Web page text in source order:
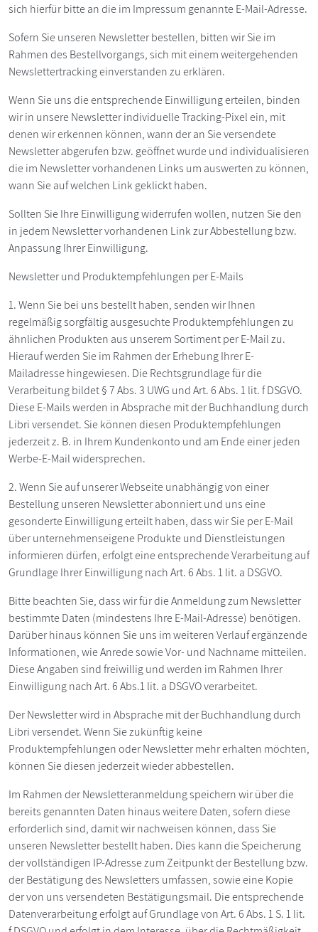
sich hierfür bitte an die im Impressum genannte E-Mail-Adresse.
Sofern Sie unseren Newsletter bestellen, bitten wir Sie im
Rahmen des Bestellvorgangs, sich mit einem weitergehenden
Newslettertracking einverstanden zu erklären.
Wenn Sie uns die entsprechende Einwilligung erteilen, binden
wir in unsere Newsletter individuelle Tracking-Pixel ein, mit
denen wir erkennen können, wann der an Sie versendete
Newsletter abgerufen bzw. geöffnet wurde und individualisieren
die im Newsletter vorhandenen Links um auswerten zu können,
wann Sie auf welchen Link geklickt haben.
Sollten Sie Ihre Einwilligung widerrufen wollen, nutzen Sie den
in jedem Newsletter vorhandenen Link zur Abbestellung bzw.
Anpassung Ihrer Einwilligung.
Newsletter und Produktempfehlungen per E-Mails
1. Wenn Sie bei uns bestellt haben, senden wir Ihnen
regelmäßig sorgfältig ausgesuchte Produktempfehlungen zu
ähnlichen Produkten aus unserem Sortiment per E-Mail zu.
Hierauf werden Sie im Rahmen der Erhebung Ihrer E-
Mailadresse hingewiesen. Die Rechtsgrundlage für die
Verarbeitung bildet § 7 Abs. 3 UWG und Art. 6 Abs. 1 lit. f DSGVO.
Diese E-Mails werden in Absprache mit der Buchhandlung durch
Libri versendet. Sie können diesen Produktempfehlungen
jederzeit z. B. in Ihrem Kundenkonto und am Ende einer jeden
Werbe-E-Mail widersprechen.
2. Wenn Sie auf unserer Webseite unabhängig von einer
Bestellung unseren Newsletter abonniert und uns eine
gesonderte Einwilligung erteilt haben, dass wir Sie per E-Mail
über unternehmenseigene Produkte und Dienstleistungen
informieren dürfen, erfolgt eine entsprechende Verarbeitung auf
Grundlage Ihrer Einwilligung nach Art. 6 Abs. 1 lit. a DSGVO.
Bitte beachten Sie, dass wir für die Anmeldung zum Newsletter
bestimmte Daten (mindestens Ihre E-Mail-Adresse) benötigen.
Darüber hinaus können Sie uns im weiteren Verlauf ergänzende
Informationen, wie Anrede sowie Vor- und Nachname mitteilen.
Diese Angaben sind freiwillig und werden im Rahmen Ihrer
Einwilligung nach Art. 6 Abs.1 lit. a DSGVO verarbeitet.
Der Newsletter wird in Absprache mit der Buchhandlung durch
Libri versendet. Wenn Sie zukünftig keine
Produktempfehlungen oder Newsletter mehr erhalten möchten,
können Sie diesen jederzeit wieder abbestellen.
Im Rahmen der Newsletteranmeldung speichern wir über die
bereits genannten Daten hinaus weitere Daten, sofern diese
erforderlich sind, damit wir nachweisen können, dass Sie
unseren Newsletter bestellt haben. Dies kann die Speicherung
der vollständigen IP-Adresse zum Zeitpunkt der Bestellung bzw.
der Bestätigung des Newsletters umfassen, sowie eine Kopie
der von uns versendeten Bestätigungsmail. Die entsprechende
Datenverarbeitung erfolgt auf Grundlage von Art. 6 Abs. 1 S. 1 lit.